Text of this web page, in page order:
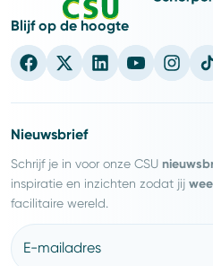
Blijf op de hoogte
Nieuwsbrief
Schrijf je in voor onze CSU
inspiratie en inzichten zodat jij
facilitaire wereld.
E-mailadres